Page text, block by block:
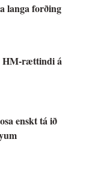
langa forðing
HM-rættindi á
enskt tá ið